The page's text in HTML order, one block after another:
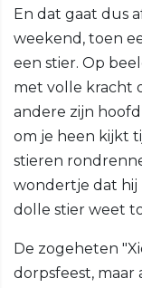
En dat gaat dus
weekend, toen
een stier. Op
met volle kracht
andere zijn
om je heen kijkt
stieren
wondertje dat hij
dolle stier weet
De zogeheten
dorpsfeest, maar